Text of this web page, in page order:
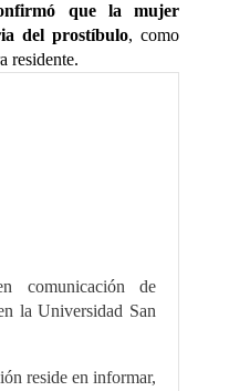
que la mujer
del prostíbulo, como
residente.
comunicación de
la Universidad San
reside en informar,